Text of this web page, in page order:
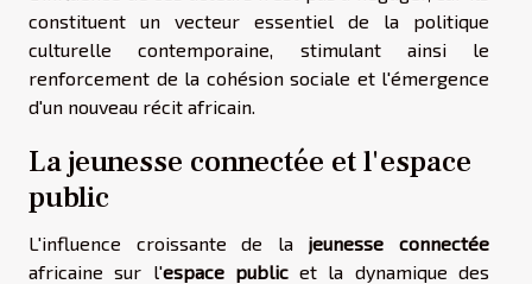
constituent un vecteur essentiel de la politique
culturelle contemporaine, stimulant ainsi le
renforcement de la cohésion sociale et l'émergence
d'un nouveau récit africain.
La jeunesse connectée et l'espace
public
L'influence croissante de la jeunesse connectée
africaine sur l'espace publicet la dynamique des